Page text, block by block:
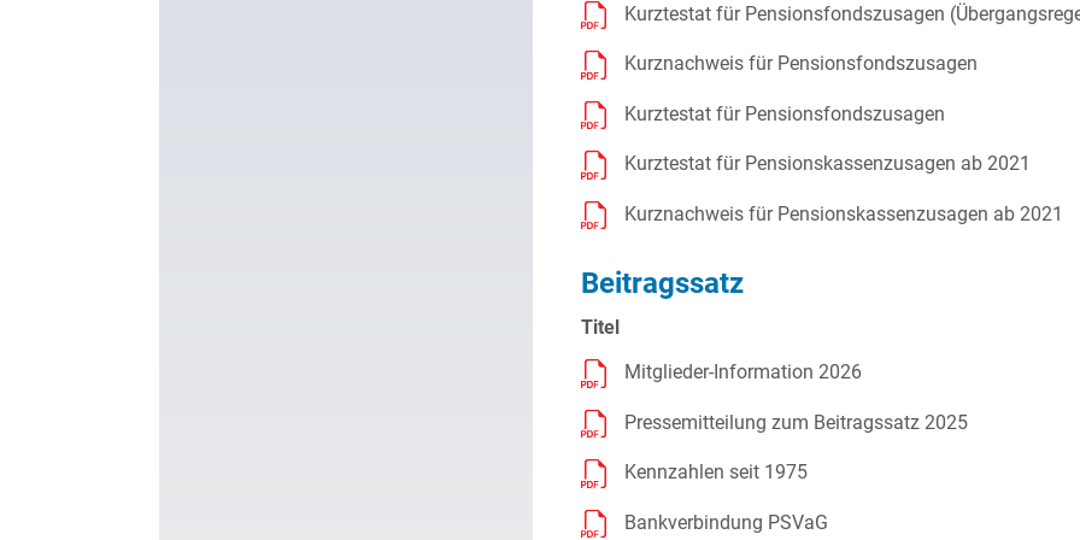
Kurztestat für Pensionsfondszusagen
Kurznachweis für Pensionsfondszusagen
Kurztestat für Pensionsfondszusagen
Kurztestat für Pensionskassenzusagen ab 2021
Kurznachweis für Pensionskassenzusagen ab 2021
Beitragssatz
Titel
Mitglieder-Information 2026
Pressemitteilung zum Beitragssatz 2025
Kennzahlen seit 1975
Bankverbindung PSVaG